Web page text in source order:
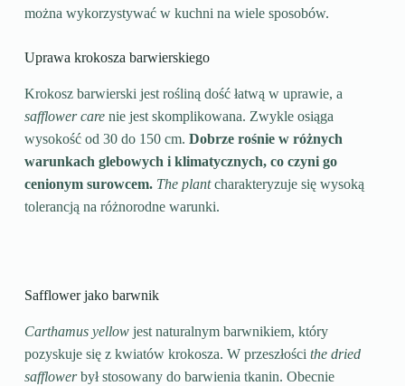
można wykorzystywać w kuchni na wiele sposobów.
Uprawa krokosza barwierskiego
Krokosz barwierski jest rośliną dość łatwą w uprawie, a
safflower carenie jest skomplikowana. Zwykle osiąga
wysokość od 30 do 150 cm. Dobrze rośnie w różnych
warunkach glebowych i klimatycznych, co czyni go
cenionym surowcem. The plantcharakteryzuje się wysoką
tolerancją na różnorodne warunki.
Safflower jako barwnik
Carthamus yellowjest naturalnym barwnikiem, który
pozyskuje się z kwiatów krokosza. W przeszłości the dried
safflowerbył stosowany do barwienia tkanin. Obecnie